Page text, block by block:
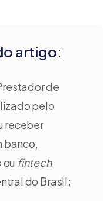
artigo:
de
pelo
receber
banco,
fintech
do Brasil;